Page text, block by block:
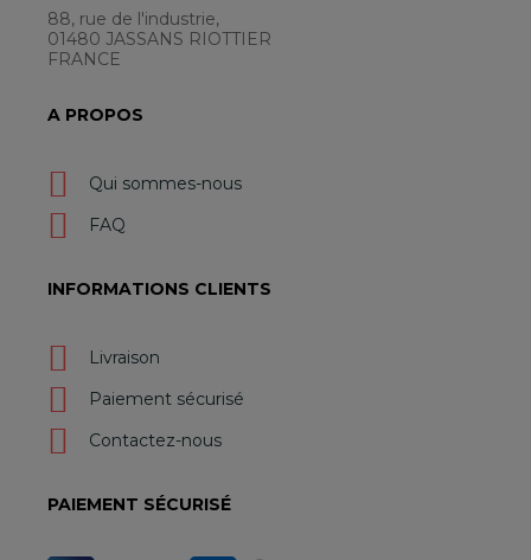
88, rue de l'industrie,
01480 JASSANS RIOTTIER
FRANCE
A PROPOS
Qui sommes-nous
FAQ
INFORMATIONS CLIENTS
Livraison
Paiement sécurisé
Contactez-nous
PAIEMENT SÉCURISÉ